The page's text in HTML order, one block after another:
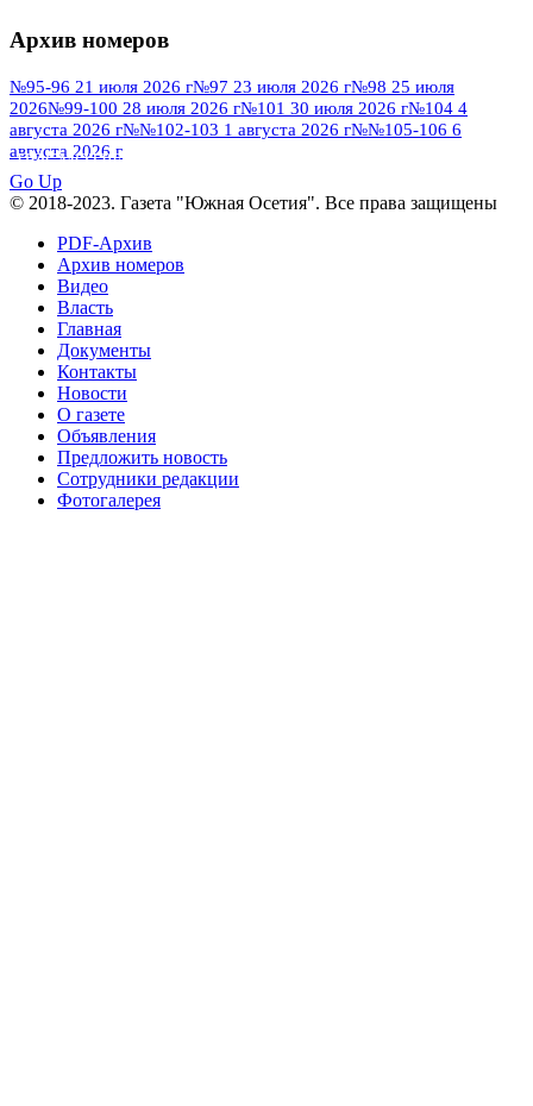
№95 7 августа 2012 г
№95 28 июля 2016 г№95+96 3 августа
2013 г№96 6 июля 2017 г№96 9 августа
2012 г №96 28 июля 2015 г
№96+97 30 июля 2016 г
№97 11 августа 2012 г
№97 30 июля 2015 г
№98 2 августа 2016 г
августа 2013 г
№98+99 11 июля 2017 г
августа 2016 г
августа 2012 г
Архив номеров
№95-96 21 июля 2026 г№97 23 июля 2026 г№98 25 июля
2026№99-100 28 июля 2026 г№101 30 июля 2026 г№104 4
августа 2026 г№№102-103 1 августа 2026 г№№105-106 6
августа 2026 г
ПОСМОТРЕТЬ ВСЕ
Go Up
© 2018-2023. Газета "Южная Осетия". Все права защищены
PDF-Архив
Архив номеров
Видео
Власть
Главная
Документы
Контакты
Новости
О газете
Объявления
Предложить новость
Сотрудники редакции
Фотогалерея